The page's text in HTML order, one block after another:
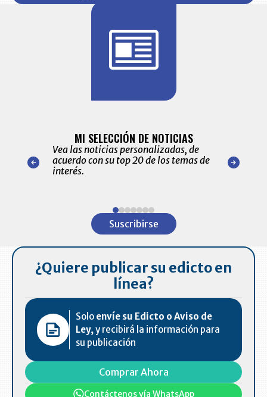
nuestro
para
MI SELECCIÓN DE NOTICIAS
Vea las noticias personalizadas, de
acuerdo con su top 20 de los temas de
interés.
de las
Suscribirse
¿Quiere publicar su edicto en
línea?
Solo envíe su Edicto o Aviso de
Ley,y recibirá la información para
su publicación
Comprar Ahora
Contáctenos vía WhatsApp